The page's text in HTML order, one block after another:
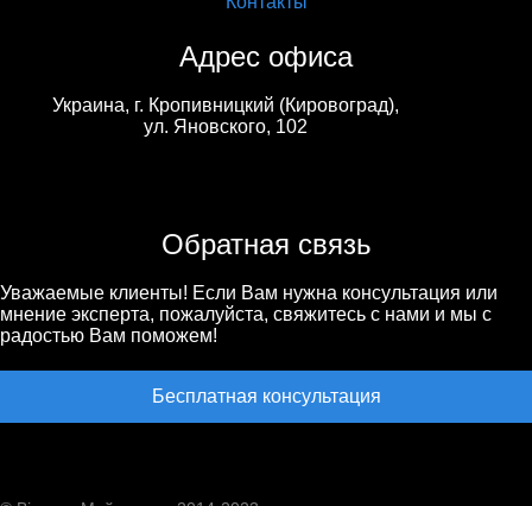
Адрес офиса
Украина, г. Кропивницкий (Кировоград),
ул. Яновского, 102
Обратная связь
Уважаемые клиенты! Если Вам нужна консультация или
мнение эксперта, пожалуйста, свяжитесь с нами и мы с
радостью Вам поможем!
Бесплатная консультация